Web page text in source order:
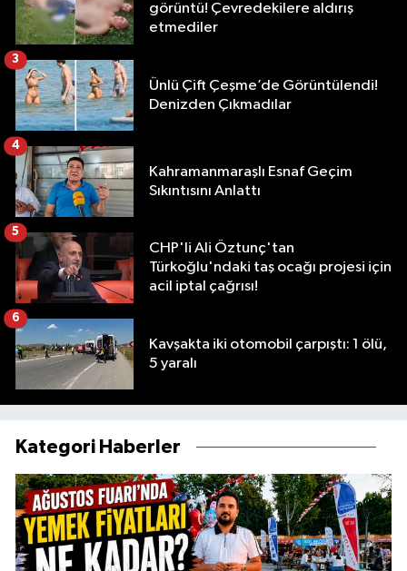
görüntü! Çevredekilere aldırış
etmediler
Ünlü Çift Çeşme’de Görüntülendi!
Denizden Çıkmadılar
3
Kahramanmaraşlı Esnaf Geçim
Sıkıntısını Anlattı
4
CHP'li Ali Öztunç'tan
Türkoğlu'ndaki taş ocağı projesi için
acil iptal çağrısı!
5
Kavşakta iki otomobil çarpıştı: 1 ölü,
5 yaralı
6
Kategori Haberler